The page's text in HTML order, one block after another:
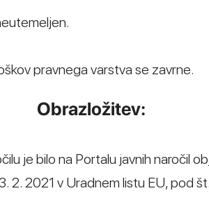
pravnega varstva se zavrne.
Obrazložitev:
je bilo na Portalu javnih naročil
2. 2021 v Uradnem listu EU, pod